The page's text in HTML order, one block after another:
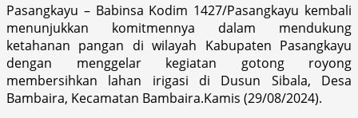
Pasangkayu – Babinsa Kodim 1427/Pasangkayu kembali
menunjukkan komitmennya dalam mendukung
ketahanan pangan di wilayah Kabupaten Pasangkayu
dengan menggelar kegiatan gotong royong
membersihkan lahan irigasi di Dusun Sibala, Desa
Bambaira, Kecamatan Bambaira.Kamis (29/08/2024).